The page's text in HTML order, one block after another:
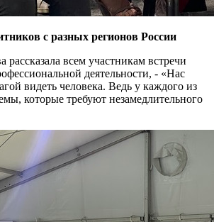
с разных регионов России
рассказала всем участникам встречи
деятельности, - «Нас
видеть человека. Ведь у каждого из
которые требуют незамедлительного